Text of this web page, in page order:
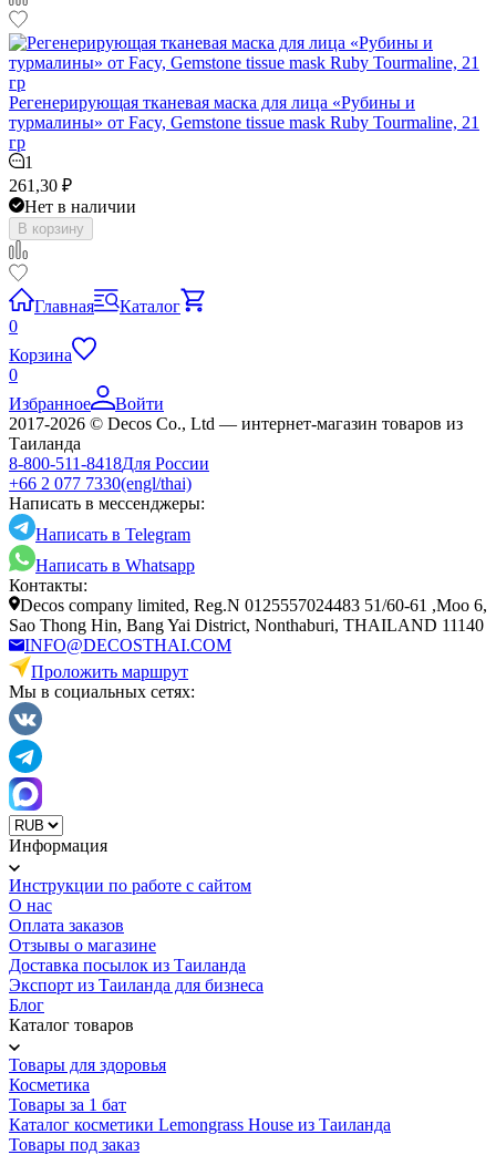
Регенерирующая тканевая маска для лица «Рубины и
турмалины» от Facy, Gemstone tissue mask Ruby Tourmaline, 21
гр
1
261,30 ₽
Нет в наличии
В корзину
Главная
Каталог
0
Корзина
0
Избранное
Войти
2017-2026 © Decos Co., Ltd — интернет-магазин товаров из
Таиланда
8-800-511-8418Для России
+66 2 077 7330(engl/thai)
Написать в мессенджеры:
Написать в Telegram
Написать в Whatsapp
Контакты:
Decos company limited, Reg.N 0125557024483 51/60-61 ,Moo 6,
Sao Thong Hin, Bang Yai District, Nonthaburi, THAILAND 11140
INFO@DECOSTHAI.COM
Проложить маршрут
Мы в социальных сетях:
Информация
Инструкции по работе с сайтом
О нас
Оплата заказов
Отзывы о магазине
Доставка посылок из Таиланда
Экспорт из Таиланда для бизнеса
Блог
Каталог товаров
Товары для здоровья
Косметика
Товары за 1 бат
Каталог косметики Lemongrass House из Таиланда
Товары под заказ